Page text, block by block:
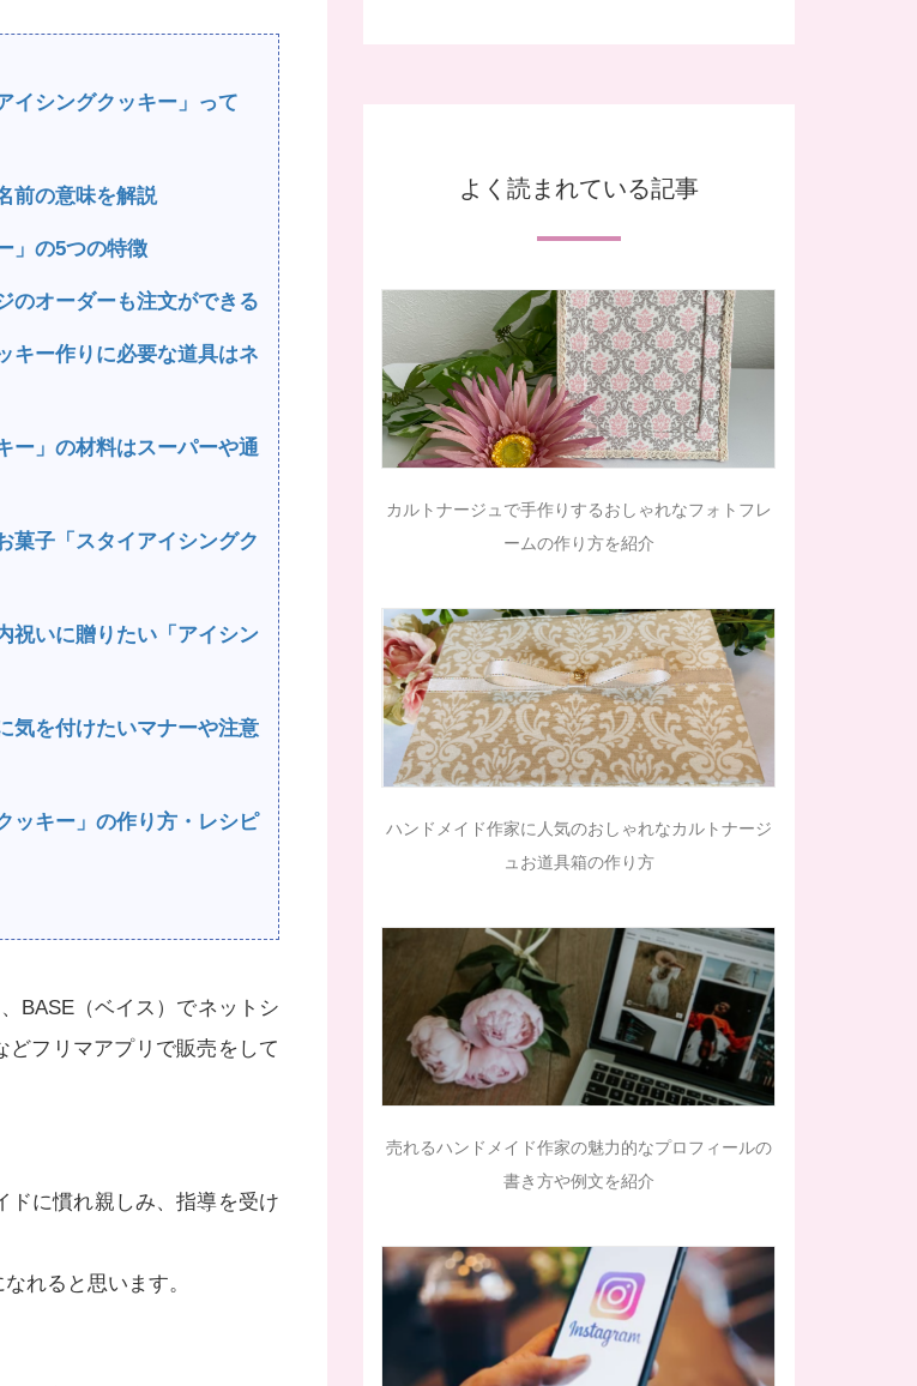
イシングクッキー」って
前の意味を解説
」の5つの特徴
のオーダーも注文ができる
キー作りに必要な道具はネ
ー」の材料はスーパーや通
菓子「スタイアイシングク
祝いに贈りたい「アイシン
気を付けたいマナーや注意
ッキー」の作り方・レシピ
BASE（ベイス）でネットシ
どフリマアプリで販売をして
ドに慣れ親しみ、指導を受け
れると思います。
よく読まれている記事
カルトナージュで手作りするおしゃれなフォトフレ
ームの作り方を紹介
ハンドメイド作家に人気のおしゃれなカルトナージ
ュお道具箱の作り方
売れるハンドメイド作家の魅力的なプロフィールの
書き方や例文を紹介